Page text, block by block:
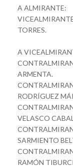
A ALMIRANTE:
TORRES.
A
ARMENTA.
RODRÍGUEZ
VELASCO
SARMIENTO
RAMÓN